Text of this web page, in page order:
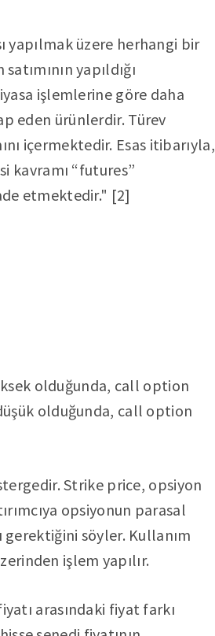
yapılmak üzere herhangi bir
yapıldığı
işlemlerine göre daha
eden ürünlerdir. Türev
içermektedir. Esas itibarıyla,
kavramı “futures”
etmektedir." [2]
olduğunda, call option
olduğunda, call option
Strike price, opsiyon
opsiyonun parasal
gerektiğini söyler. Kullanım
işlem yapılır.
arasındaki fiyat farkı